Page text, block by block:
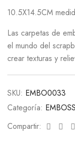
10.5X14.5CM
Las carpetas de
el mundo del
crear texturas y
SKU: EMBO0033
Categoría:
Compartir: